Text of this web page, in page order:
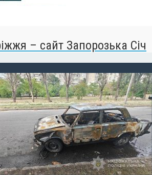
– сайт Запорозька Січ